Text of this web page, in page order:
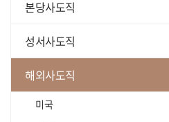
본당사도직
성서사도직
가톨릭성서모임
성서와함께
해외사도직
미국